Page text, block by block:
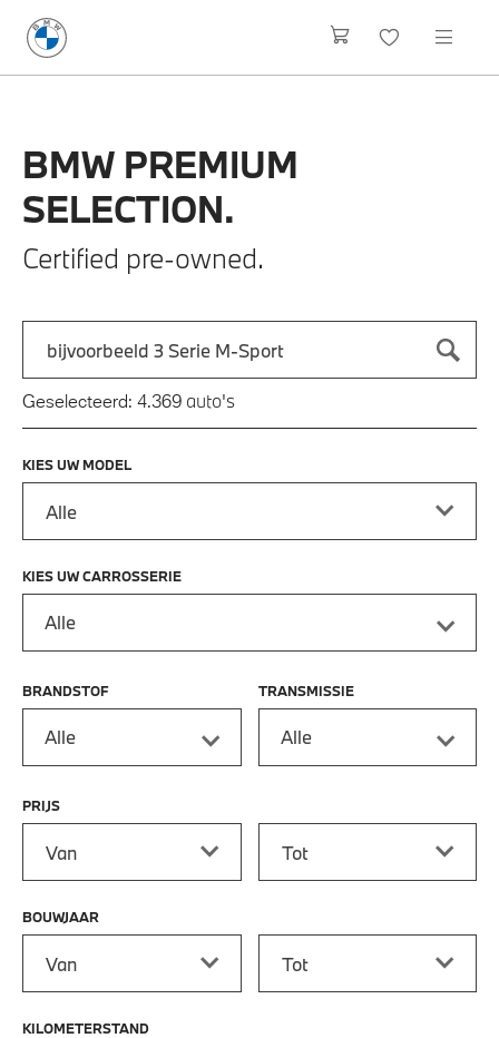
BMW PREMIUM
SELECTION.
Certified pre-owned.
Zoek naar een automodel, bijvoorbeeld 3 Serie M-Sport
Typ een automodel in en druk op enter om te zoeken
Geselecteerd: 4.369 auto's
KIES UW MODEL
KIES UW CARROSSERIE
Alle
BRANDSTOF
Alle
TRANSMISSIE
Alle
PRIJS
BOUWJAAR
KILOMETERSTAND